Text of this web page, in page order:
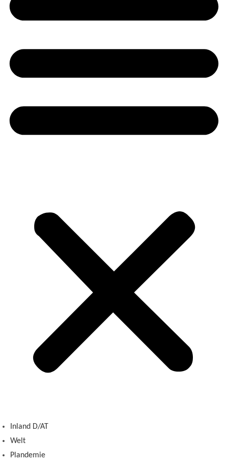
Inland D/AT
Welt
Plandemie